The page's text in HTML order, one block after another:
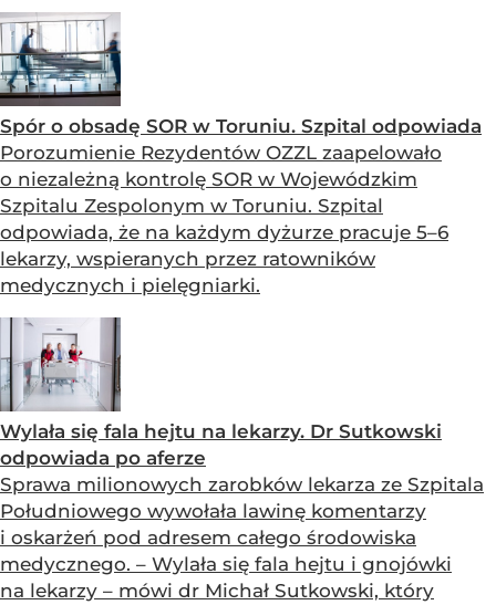
Spór o obsadę SOR w Toruniu. Szpital odpowiada
Porozumienie Rezydentów OZZL zaapelowało
o niezależną kontrolę SOR w Wojewódzkim
Szpitalu Zespolonym w Toruniu. Szpital
odpowiada, że na każdym dyżurze pracuje 5–6
lekarzy, wspieranych przez ratowników
medycznych i pielęgniarki.
Wylała się fala hejtu na lekarzy. Dr Sutkowski
odpowiada po aferze
Sprawa milionowych zarobków lekarza ze Szpitala
Południowego wywołała lawinę komentarzy
i oskarżeń pod adresem całego środowiska
medycznego. – Wylała się fala hejtu i gnojówki
na lekarzy – mówi dr Michał Sutkowski, który